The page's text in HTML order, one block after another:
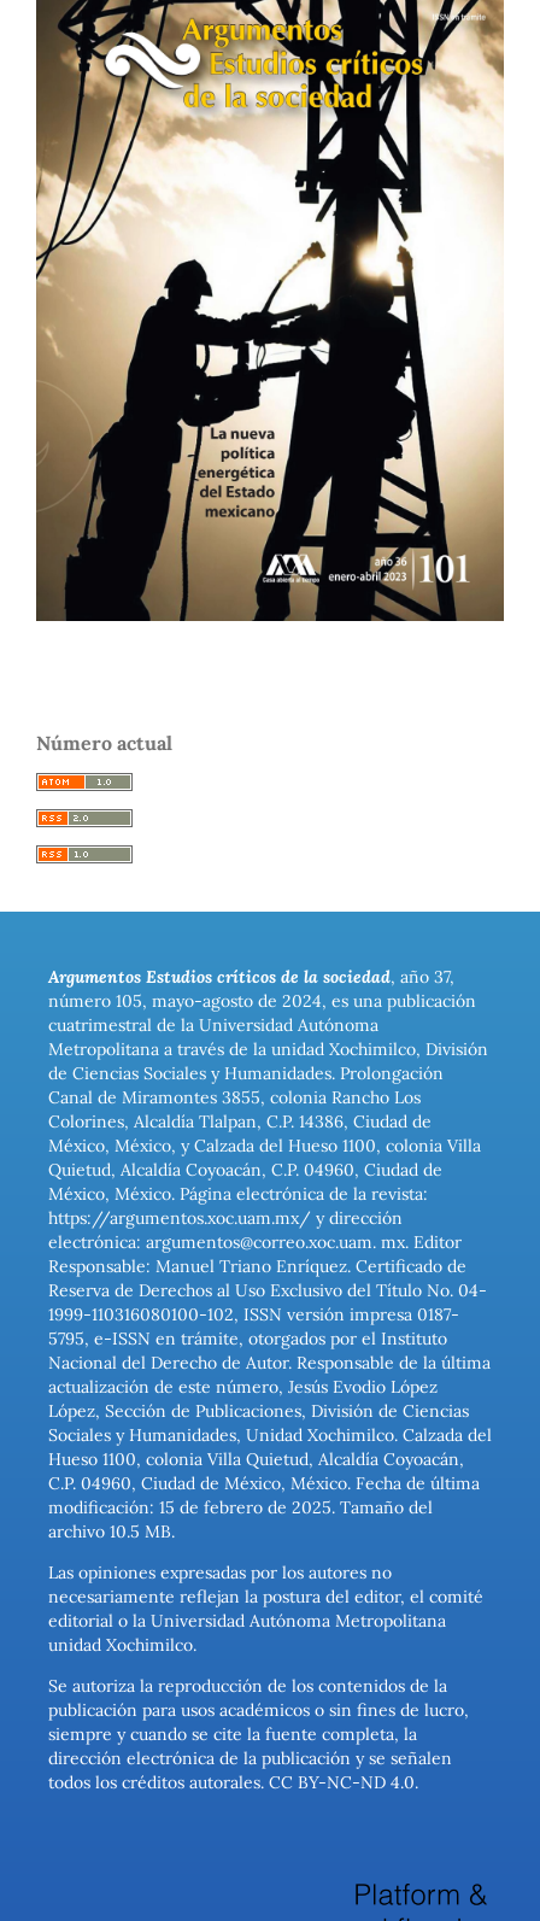
Número actual
Argumentos Estudios críticos de la sociedad, año 37,
número 105, mayo-agosto de 2024, es una publicación
cuatrimestral de la Universidad Autónoma
Metropolitana a través de la unidad Xochimilco, División
de Ciencias Sociales y Humanidades. Prolongación
Canal de Miramontes 3855, colonia Rancho Los
Colorines, Alcaldía Tlalpan, C.P. 14386, Ciudad de
México, México, y Calzada del Hueso 1100, colonia Villa
Quietud, Alcaldía Coyoacán, C.P. 04960, Ciudad de
México, México. Página electrónica de la revista:
https://argumentos.xoc.uam.mx/ y dirección
electrónica: argumentos@correo.xoc.uam. mx. Editor
Responsable: Manuel Triano Enríquez. Certificado de
Reserva de Derechos al Uso Exclusivo del Título No. 04-
1999-110316080100-102, ISSN versión impresa 0187-
5795, e-ISSN en trámite, otorgados por el Instituto
Nacional del Derecho de Autor. Responsable de la última
actualización de este número, Jesús Evodio López
López, Sección de Publicaciones, División de Ciencias
Sociales y Humanidades, Unidad Xochimilco. Calzada del
Hueso 1100, colonia Villa Quietud, Alcaldía Coyoacán,
C.P. 04960, Ciudad de México, México. Fecha de última
modificación: 15 de febrero de 2025. Tamaño del
archivo 10.5 MB.
Las opiniones expresadas por los autores no
necesariamente reflejan la postura del editor, el comité
editorial o la Universidad Autónoma Metropolitana
unidad Xochimilco.
Se autoriza la reproducción de los contenidos de la
publicación para usos académicos o sin fines de lucro,
siempre y cuando se cite la fuente completa, la
dirección electrónica de la publicación y se señalen
todos los créditos autorales. CC BY-NC-ND 4.0.